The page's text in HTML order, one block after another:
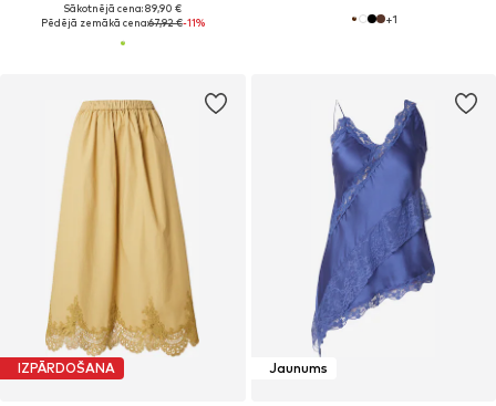
Sākotnējā cena: 89,90 €
Pēdējā zemākā cena:67,92 €-11% +1
IZPĀRDOŠANA Jaunums